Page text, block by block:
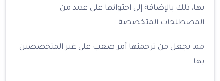
بها، ذلك بالإضافة إلى احتوائها على عديد من
المصطلحات المتخصصة.
مما يجعل من ترجمتها أمر صعب على غير المتخصصين
بها.